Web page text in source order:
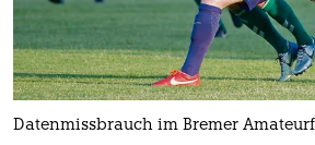
Datenmissbrauch im Bremer